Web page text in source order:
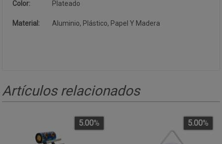
Color: Plateado
Material: Aluminio, Plástico, Papel Y Madera
Artículos relacionados
5.00% 5.00%